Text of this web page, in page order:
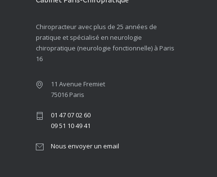
Chiropracteur avec plus de 25 années de
pratique et spécialisé en neurologie
chiropratique (neurologie fonctionnelle) à Paris
16
11 Avenue Fremiet
75016 Paris
01 47 07 02 60
09 51 10 49 41
Nous envoyer un email